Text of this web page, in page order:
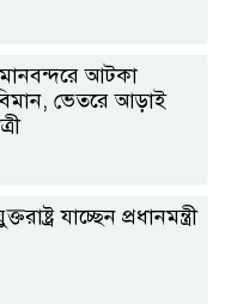
আটকা
ভেতরে আড়াই
যাচ্ছেন প্রধানমন্ত্রী